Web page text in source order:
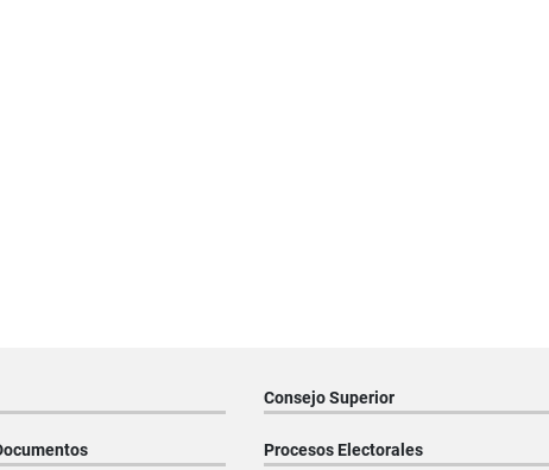
Consejo Superior
Procesos Electorales